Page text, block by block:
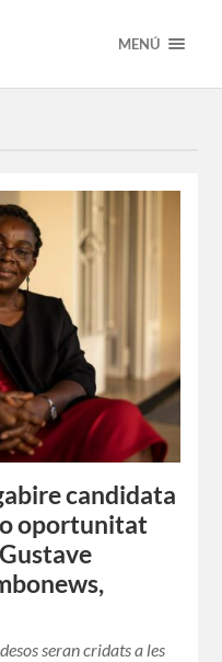
MENÚ
candidata
o oportunitat
seran cridats a les